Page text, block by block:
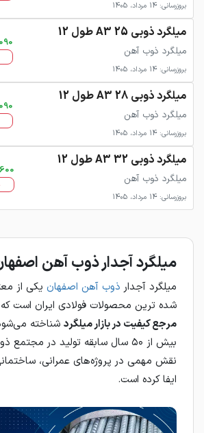
بروزرسانی: 14 مرداد، 1405
میلگرد ذوبی 25 A3 طول 12
میلگرد ذوب آهن
بروزرسانی: 14 مرداد، 1405
میلگرد ذوبی 28 A3 طول 12
میلگرد ذوب آهن
بروزرسانی: 14 مرداد، 1405
میلگرد ذوبی 32 A3 طول 12
میلگرد ذوب آهن
بروزرسانی: 14 مرداد، 1405
میلگرد آجدار ذوب‌ آهن
میلگرد آجدار ذوب‌ آهن اصفهان یکی از
شده‌ ترین محصولات فولادی ایران است که
مرجع کیفیت در بازار میلگرد شناخته
بیش از ۵۰ سال سابقه تولید در
نقش مهمی در پروژه‌های عمرانی،
ایفا کرده است.